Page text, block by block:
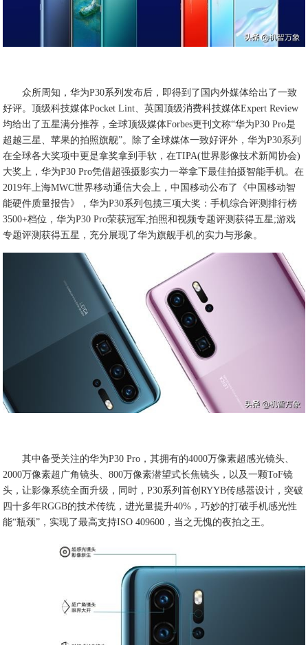
众所周知，华为P30系列发布后，即得到了国内外媒体给出了一致
好评。顶级科技媒体Pocket Lint、英国顶级消费科技媒体Expert Review
均给出了五星满分推荐，全球顶级媒体Forbes更刊文称“华为P30 Pro是
超越三星、苹果的拍照旗舰”。除了全球媒体一致好评外，华为P30系列
在全球各大奖项中更是拿奖拿到手软，在TIPA(世界影像技术新闻协会)
大奖上，华为P30 Pro凭借超强摄影实力一举拿下最佳拍摄智能手机。在
2019年上海MWC世界移动通信大会上，中国移动公布了《中国移动智
能硬件质量报告》，华为P30系列包揽三项大奖：手机综合评测排行榜
3500+档位，华为P30 Pro荣获冠军;拍照和视频专题评测获得五星;游戏
专题评测获得五星，充分展现了华为旗舰手机的实力与形象。
其中备受关注的华为P30 Pro，其拥有的4000万像素超感光镜头、
2000万像素超广角镜头、800万像素潜望式长焦镜头，以及一颗ToF镜
头，让影像系统全面升级，同时，P30系列首创RYYB传感器设计，突破
四十多年RGGB的技术传统，进光量提升40%，巧妙的打破手机感光性
能“瓶颈”，实现了最高支持ISO 409600，当之无愧的夜拍之王。